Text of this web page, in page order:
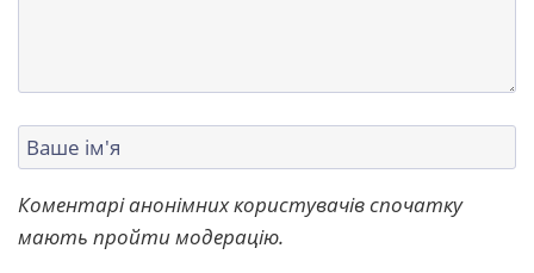
Коментарі анонімних користувачів спочатку
мають пройти модерацію.